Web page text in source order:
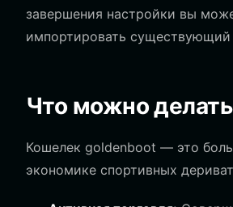
завершения настройки вы
импортировать
Что можно
Кошелек goldenboot — это
экономике спортивных